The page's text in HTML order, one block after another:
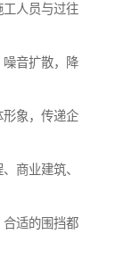
人员与过往
音扩散，降
象，传递企
商业建筑、
适的围挡都